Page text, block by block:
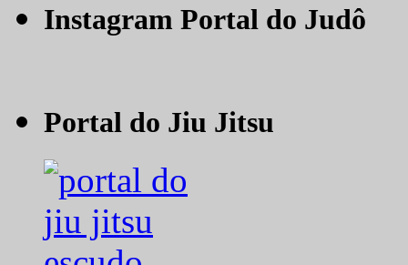
Instagram Portal do Judô
Portal do Jiu Jitsu